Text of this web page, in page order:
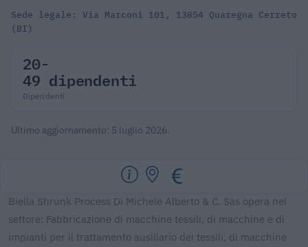
Sede legale: Via Marconi 101, 13854 Quaregna Cerreto
(BI)
20-
49 dipendenti
Dipendenti
Ultimo aggiornamento: 5 luglio 2026.
Biella Shrunk Process Di Michele Alberto & C. Sas opera nel
settore: Fabbricazione di macchine tessili, di macchine e di
impianti per il trattamento ausiliario dei tessili, di macchine